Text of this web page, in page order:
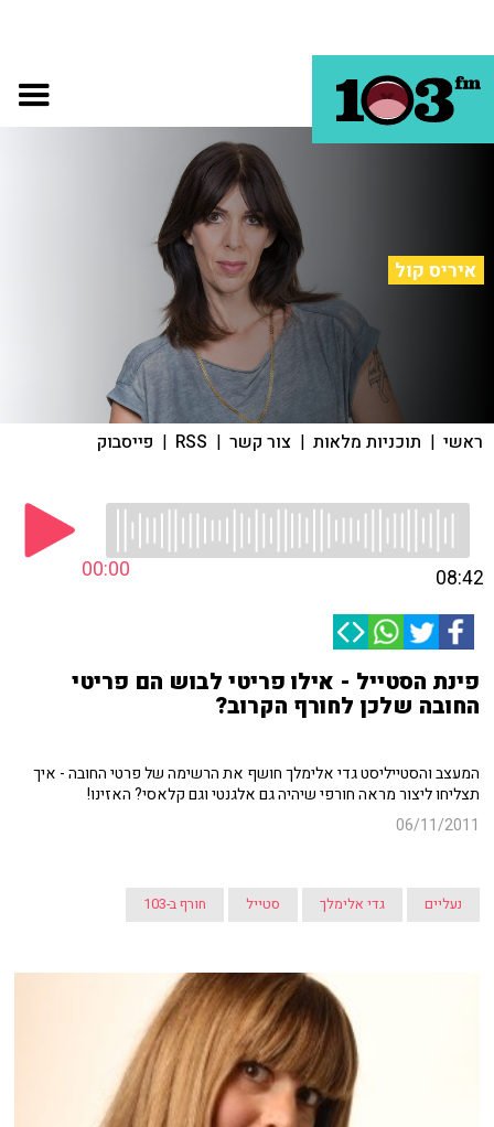
איריס קול
ראשי | תוכניות מלאות | צור קשר |
RSS
| פייסבוק
00:00 08:42
פינת הסטייל - אילו פריטי לבוש הם פריטי
החובה שלכן לחורף הקרוב?
המעצב והסטייליסט גדי אלימלך חושף את הרשימה של פרטי החובה - איך
תצליחו ליצור מראה חורפי שיהיה גם אלגנטי וגם קלאסי? האזינו!
06/11/2011
נעליים גדי אלימלך סטייל חורף ב-103